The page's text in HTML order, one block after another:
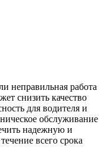
неправильная работа
снизить качество
для водителя и
обслуживание
надежную и
всего срока